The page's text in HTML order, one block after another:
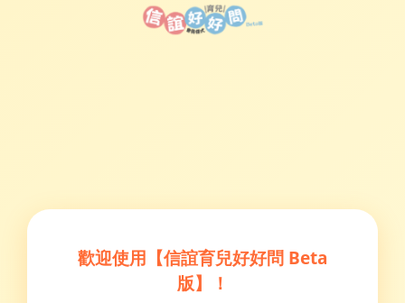
歡迎使用【信誼育兒好好問 Beta
版】！